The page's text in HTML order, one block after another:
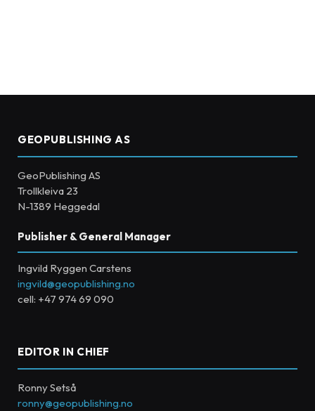
GEOPUBLISHING AS
GeoPublishing AS
Trollkleiva 23
N-1389 Heggedal
Publisher & General Manager
Ingvild Ryggen Carstens
ingvild@geopublishing.no
cell: +47 974 69 090
EDITOR IN CHIEF
Ronny Setså
ronny@geopublishing.no